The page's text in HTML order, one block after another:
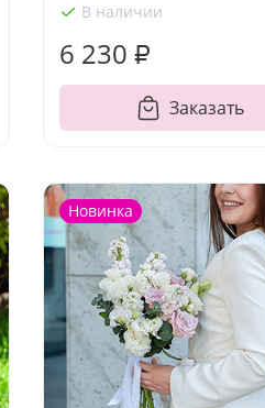
В наличии
6 230 ₽
Заказать
Новинка